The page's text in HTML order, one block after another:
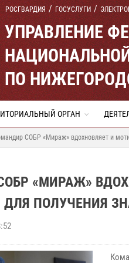
РОСГВАРДИЯ ГОСУСЛУГИ
УПРАВЛЕНИЕ
ПО
ОРГАН
СОБР «Мираж» вдохновляет и
«МИРАЖ»
ПОЛУЧЕНИЯ